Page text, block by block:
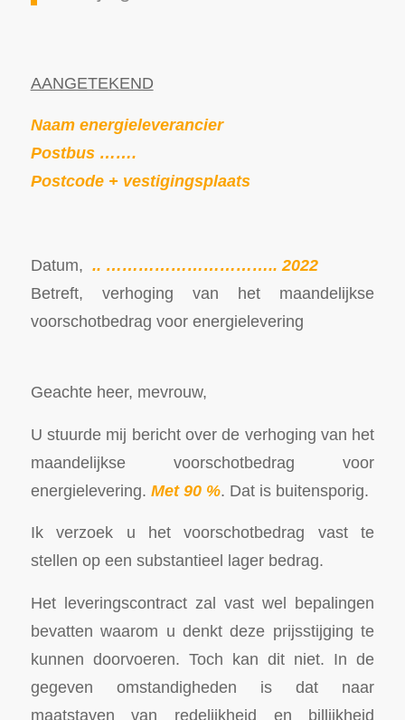
AANGETEKEND
Naam energieleverancier
Postbus …….
Postcode + vestigingsplaats
Datum, .. ………………………….. 2022
Betreft, verhoging van het maandelijkse
voorschotbedrag voor energielevering
Geachte heer, mevrouw,
U stuurde mij bericht over de verhoging van het
maandelijkse voorschotbedrag voor
energielevering. Met 90 %. Dat is buitensporig.
Ik verzoek u het voorschotbedrag vast te
stellen op een substantieel lager bedrag.
Het leveringscontract zal vast wel bepalingen
bevatten waarom u denkt deze prijsstijging te
kunnen doorvoeren. Toch kan dit niet. In de
gegeven omstandigheden is dat naar
maatstaven van redelijkheid en billijkheid